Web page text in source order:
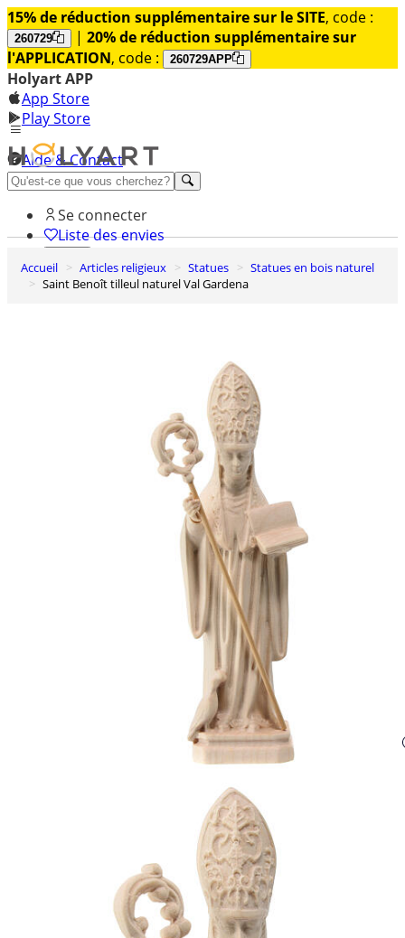
15% de réduction supplémentaire sur le SITE, code :
260729 | 20% de réduction supplémentaire sur
l'APPLICATION, code : 260729APP
Holyart APP
App Store
Play Store
Aide & Contact
Découvrez Premium
Se connecter
Liste des envies
0
Panier
Accueil Articles religieux Statues
Statues en bois naturel
Saint Benoît tilleul naturel Val Gardena